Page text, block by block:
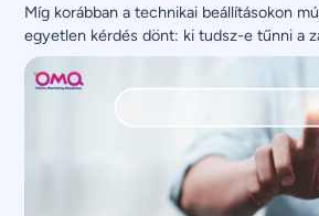
Míg korábban a technikai beállításokon
egyetlen kérdés dönt: ki tudsz-e tűnni a
üzenettel?